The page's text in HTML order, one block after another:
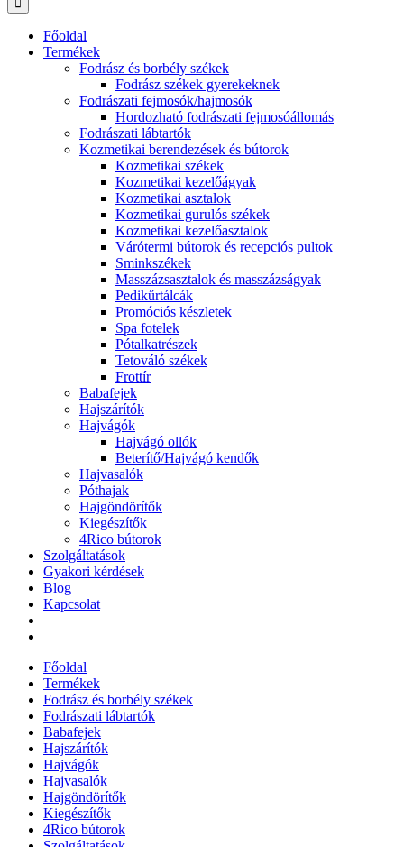
Főoldal
Termékek
Fodrász és borbély székek
Fodrász székek gyerekeknek
Fodrászati fejmosók/hajmosók
Hordozható fodrászati fejmosóállomás
Fodrászati lábtartók
Kozmetikai berendezések és bútorok
Kozmetikai székek
Kozmetikai kezelőágyak
Kozmetikai asztalok
Kozmetikai gurulós székek
Kozmetikai kezelőasztalok
Várótermi bútorok és recepciós pultok
Sminkszékek
Masszázsasztalok és masszázságyak
Pedikűrtálcák
Promóciós készletek
Spa fotelek
Pótalkatrészek
Tetováló székek
Frottír
Babafejek
Hajszárítók
Hajvágók
Hajvágó ollók
Beterítő/Hajvágó kendők
Hajvasalók
Póthajak
Hajgöndörítők
Kiegészítők
4Rico bútorok
Szolgáltatások
Gyakori kérdések
Blog
Kapcsolat
Főoldal
Termékek
Fodrász és borbély székek
Fodrászati lábtartók
Babafejek
Hajszárítók
Hajvágók
Hajvasalók
Hajgöndörítők
Kiegészítők
4Rico bútorok